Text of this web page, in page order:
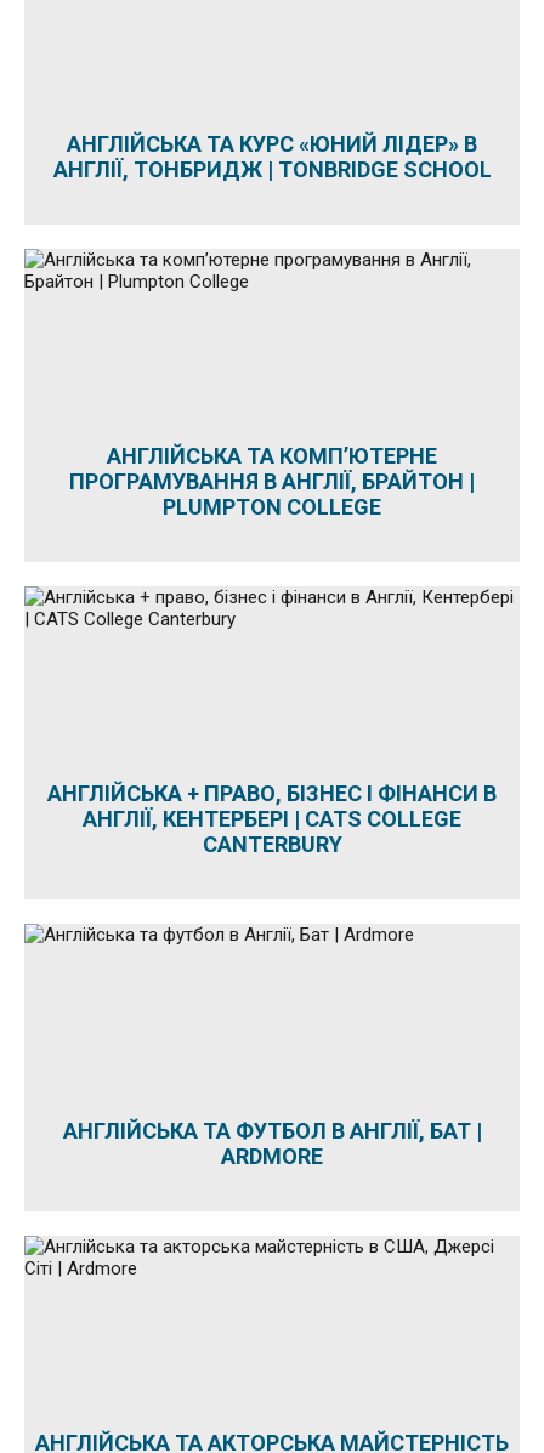
АНГЛІЙСЬКА ТА КУРС «ЮНИЙ ЛІДЕР» В
АНГЛІЇ, ТОНБРИДЖ | TONBRIDGE SCHOOL
АНГЛІЙСЬКА ТА КОМП’ЮТЕРНЕ
ПРОГРАМУВАННЯ В АНГЛІЇ, БРАЙТОН |
PLUMPTON COLLEGE
АНГЛІЙСЬКА + ПРАВО, БІЗНЕС І ФІНАНСИ В
АНГЛІЇ, КЕНТЕРБЕРІ | CATS COLLEGE
CANTERBURY
АНГЛІЙСЬКА ТА ФУТБОЛ В АНГЛІЇ, БАТ |
ARDMORE
АНГЛІЙСЬКА ТА АКТОРСЬКА МАЙСТЕРНІСТЬ